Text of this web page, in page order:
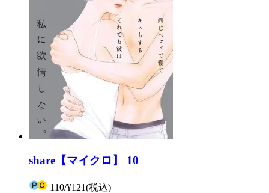
share【マイクロ】 10
110/¥121(税込)